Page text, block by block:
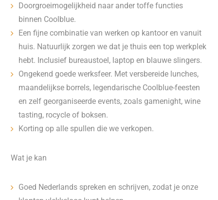
Doorgroeimogelijkheid naar ander toffe functies
binnen Coolblue.
Een fijne combinatie van werken op kantoor en vanuit
huis. Natuurlijk zorgen we dat je thuis een top werkplek
hebt. Inclusief bureaustoel, laptop en blauwe slingers.
Ongekend goede werksfeer. Met versbereide lunches,
maandelijkse borrels, legendarische Coolblue-feesten
en zelf georganiseerde events, zoals gamenight, wine
tasting, rocycle of boksen.
Korting op alle spullen die we verkopen.
Wat je kan
Goed Nederlands spreken en schrijven, zodat je onze